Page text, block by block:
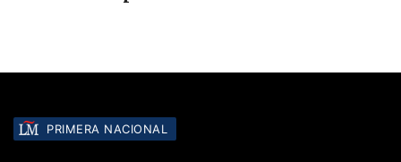
PRIMERA NACIONAL